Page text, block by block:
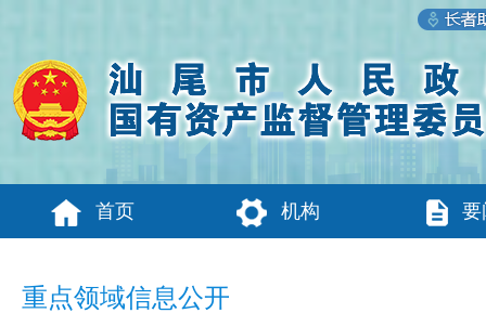
首页 机构 要
重点领域信息公开